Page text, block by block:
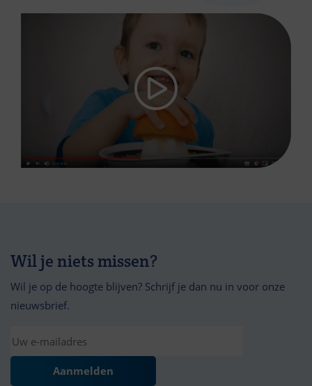
Wil je niets missen?
Wil je op de hoogte blijven? Schrijf je dan nu in voor onze
nieuwsbrief.